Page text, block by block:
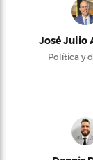
José Julio
Política y